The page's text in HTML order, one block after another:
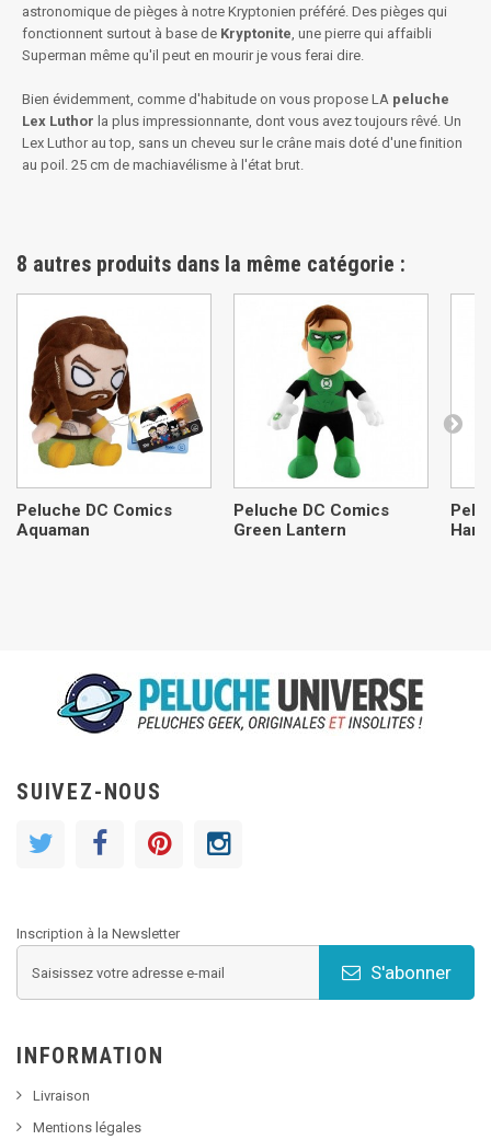
astronomique de pièges à notre Kryptonien préféré. Des pièges qui
fonctionnent surtout à base de Kryptonite, une pierre qui affaibli
Superman même qu'il peut en mourir je vous ferai dire.
Bien évidemment, comme d'habitude on vous propose LA peluche
Lex Luthor la plus impressionnante, dont vous avez toujours rêvé. Un
Lex Luthor au top, sans un cheveu sur le crâne mais doté d'une finition
au poil. 25 cm de machiavélisme à l'état brut.
8 autres produits dans la même catégorie :
Peluche DC Comics
Aquaman
Peluche DC Comics
Green Lantern
SUIVEZ-NOUS
Inscription à la Newsletter
S'abonner
INFORMATION
Livraison
Mentions légales